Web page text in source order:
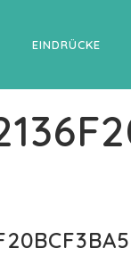
EINDRÜCKE